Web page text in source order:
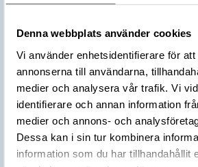
Denna webbplats använder cookies
Vi använder enhetsidentifierare för
annonserna till användarna,
medier och analysera vår trafik. Vi
identifierare och annan information
medier och annons- och
Dessa kan i sin tur kombinera
information som du har tillhandahållit
Tidsperiod
Tillverkningsplats
Kalifatet
Abbasidiska
Shiraz
Tillverkare al-Mu'tadid
Föremålsnummer
3001583
Förvärvsnummer
16200